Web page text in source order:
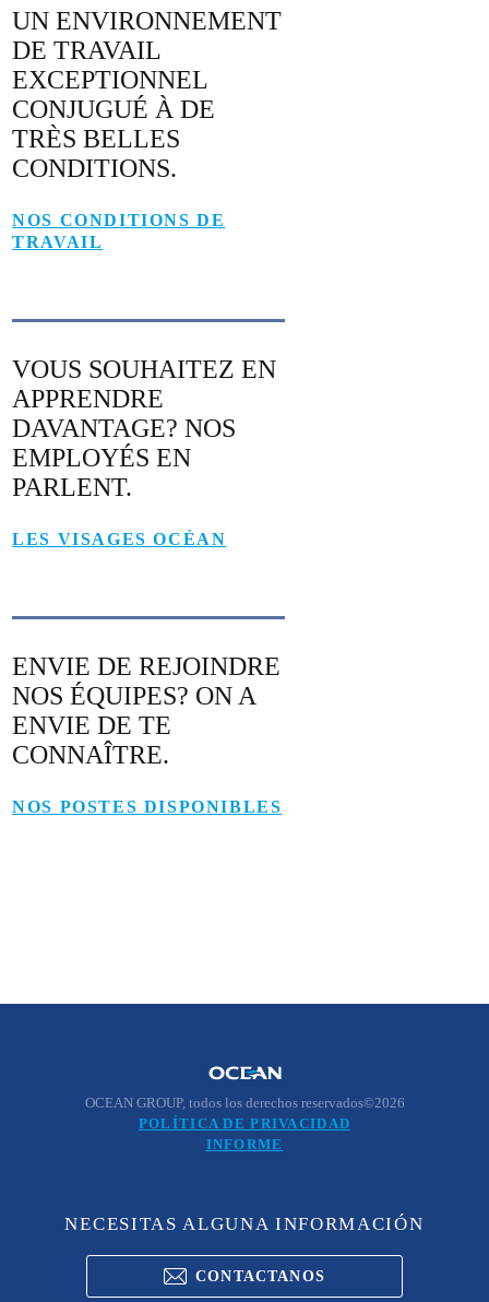
UN ENVIRONNEMENT
DE TRAVAIL
EXCEPTIONNEL
CONJUGUÉ À DE
TRÈS BELLES
CONDITIONS.
NOS CONDITIONS DE
TRAVAIL
VOUS SOUHAITEZ EN
APPRENDRE
DAVANTAGE? NOS
EMPLOYÉS EN
PARLENT.
LES VISAGES OCÉAN
ENVIE DE REJOINDRE
NOS ÉQUIPES? ON A
ENVIE DE TE
CONNAÎTRE.
NOS POSTES DISPONIBLES
OCEAN GROUP, todos los derechos reservados©2026
POLÍTICA DE PRIVACIDAD
INFORME
NECESITAS ALGUNA INFORMACIÓN
CONTACTANOS